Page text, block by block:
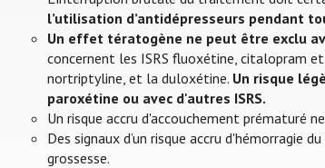
l’utilisation d’antidépresseurs pendant
Un effet tératogène ne peut être exclu
concernent les ISRS fluoxétine, citalopram
nortriptyline, et la duloxétine. Un risque
paroxétine ou avec d'autres ISRS.
Un risque accru d'accouchement prématuré
Des signaux d’un risque accru
grossesse.